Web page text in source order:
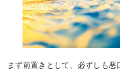
まず前置きとして、必ずしも